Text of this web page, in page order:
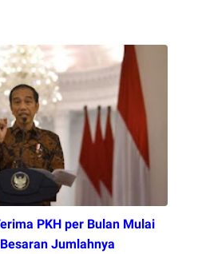
PKH per Bulan Mulai
Jumlahnya